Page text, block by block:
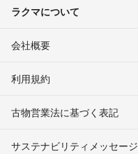
ラクマについて
会社概要
利用規約
古物営業法に基づく表記
サステナビリティメッセージ